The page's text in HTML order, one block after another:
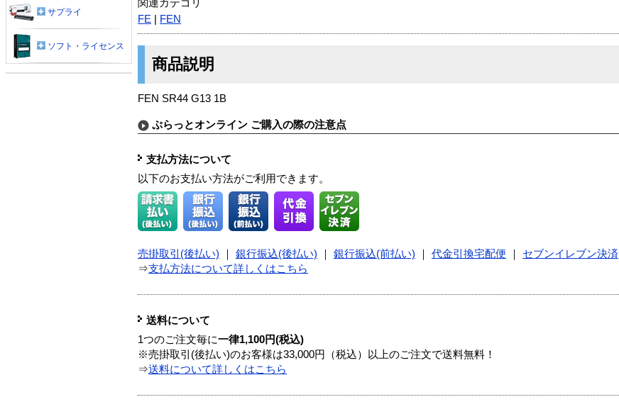
関連カテゴリ
FE
FEN
商品説明
FEN SR44 G13 1B
ぷらっとオンライン ご購入の際の注意点
支払方法について
以下のお支払い方法がご利用できます。
売掛取引(後払い) 銀行振込(後払い) 銀行振込(前払い) 代金引換宅配便
セブンイレブン決済
⇒支払方法について詳しくはこちら
送料について
1つのご注文毎に一律1,100円(税込)
※売掛取引(後払い)のお客様は33,000円（税込）以上のご注文で送料無料！
⇒送料について詳しくはこちら
サプライ
ソフト・ライセンス